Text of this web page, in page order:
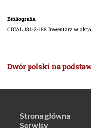
Bibliografia
CDIAL 134-2-188 Inwentarz w
Dwór polski na
Strona główna
Serwisy